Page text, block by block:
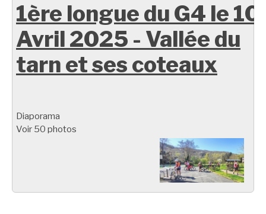
1ère longue du G4 le 10
Avril 2025 - Vallée du
tarn et ses coteaux
Diaporama
Voir 50 photos